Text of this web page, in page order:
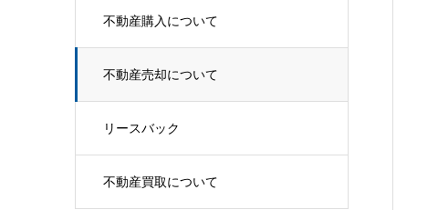
不動産購入について
不動産売却について
リースバック
不動産買取について